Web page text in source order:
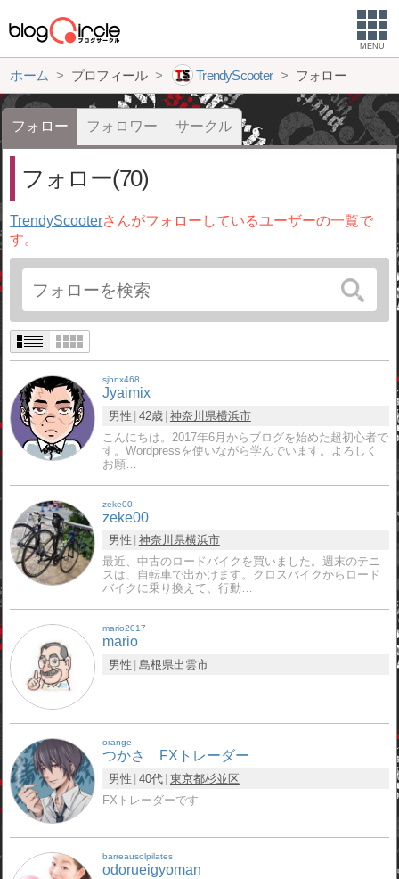
MENU
ホーム プロフィール TrendyScooter フォロー
フォロー フォロワー サークル
フォロー(70)
TrendyScooterさんがフォローしているユーザーの一覧で
す。
sjhnx468
Jyaimix
男性 42歳 神奈川県横浜市
こんにちは。2017年6月からブログを始めた超初心者で
す。Wordpressを使いながら学んでいます。よろしく
お願…
zeke00
zeke00
男性 神奈川県横浜市
最近、中古のロードバイクを買いました。週末のテニ
スは、自転車で出かけます。クロスバイクからロード
バイクに乗り換えて、行動…
mario2017
mario
男性 島根県出雲市
orange
つかさ FXトレーダー
男性 40代 東京都杉並区
FXトレーダーです
barreausolpilates
odorueigyoman